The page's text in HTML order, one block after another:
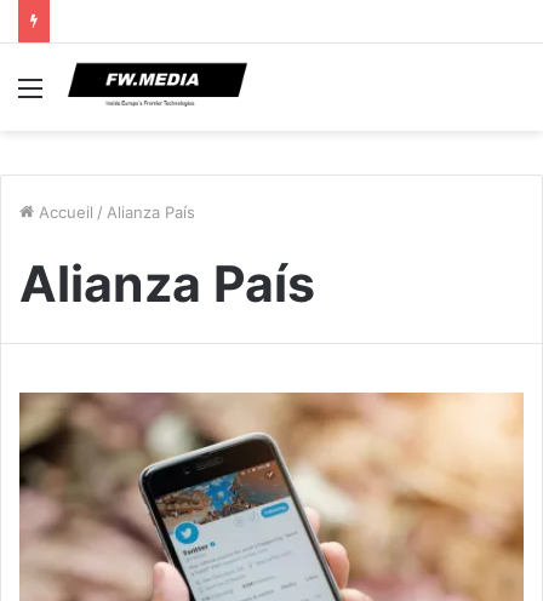
Menu
Accueil / Alianza País
Alianza País